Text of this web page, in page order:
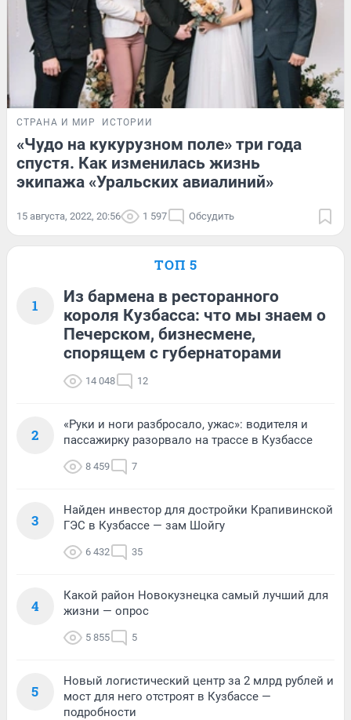
СТРАНА И МИР ИСТОРИИ
«Чудо на кукурузном поле» три года
спустя. Как изменилась жизнь
экипажа «Уральских авиалиний»
15 августа, 2022, 20:56 1 597 Обсудить
ТОП 5
1
Из бармена в ресторанного
короля Кузбасса: что мы знаем о
Печерском, бизнесмене,
спорящем с губернаторами
14 048 12
2
«Руки и ноги разбросало, ужас»: водителя и
пассажирку разорвало на трассе в Кузбассе
8 459 7
3
Найден инвестор для достройки Крапивинской
ГЭС в Кузбассе — зам Шойгу
6 432 35
4
Какой район Новокузнецка самый лучший для
жизни — опрос
5 855 5
5
Новый логистический центр за 2 млрд рублей и
мост для него отстроят в Кузбассе —
подробности